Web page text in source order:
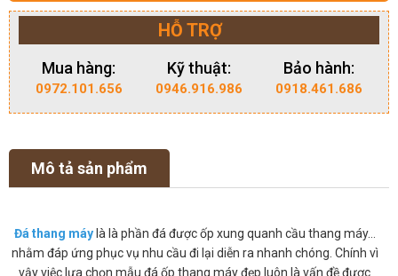
HỖ TRỢ
Mua hàng:
0972.101.656
Kỹ thuật:
0946.916.986
Bảo hành:
0918.461.686
Mô tả sản phẩm
Đá thang máylà là phần đá được ốp xung quanh cầu thang máy…
nhằm đáp ứng phục vụ nhu cầu đi lại diễn ra nhanh chóng. Chính vì
vậy việc lựa chọn mẫu đá ốp thang máy đẹp luôn là vấn đề được